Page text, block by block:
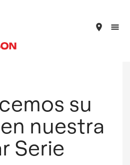
place
su
nuestra
Serie